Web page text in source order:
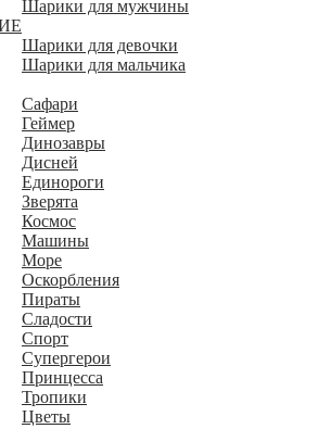
Шарики для мужчины
Шарики для девочки
Шарики для мальчика
Сафари
Геймер
Динозавры
Дисней
Единороги
Зверята
Космос
Машины
Море
Оскорбления
Пираты
Сладости
Спорт
Супергерои
Принцесса
Тропики
Цветы